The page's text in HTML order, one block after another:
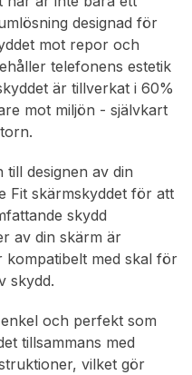
designad för
mot repor och
telefonens estetik
är tillverkat i 60%
mot miljön - självkart
till designen av din
Fit skärmskyddet för att
skydd
av din skärm är
kompatibelt med skal för
skydd.
och perfekt som
tillsammans med
vilket gör